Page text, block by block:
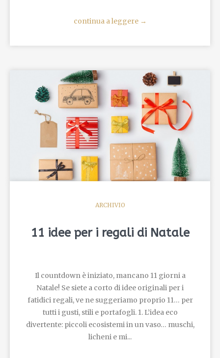
continua a leggere →
ARCHIVIO
11 idee per i regali di Natale
Il countdown è iniziato, mancano 11 giorni a
Natale! Se siete a corto di idee originali per i
fatidici regali, ve ne suggeriamo proprio 11… per
tutti i gusti, stili e portafogli. 1. L’idea eco
divertente: piccoli ecosistemi in un vaso… muschi,
licheni e mi...